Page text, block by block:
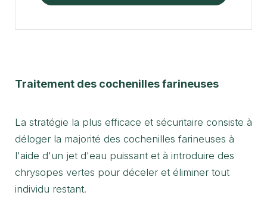
Traitement des cochenilles farineuses
La stratégie la plus efficace et sécuritaire consiste à
déloger la majorité des cochenilles farineuses à
l'aide d'un jet d'eau puissant et à introduire des
chrysopes vertes pour déceler et éliminer tout
individu restant.